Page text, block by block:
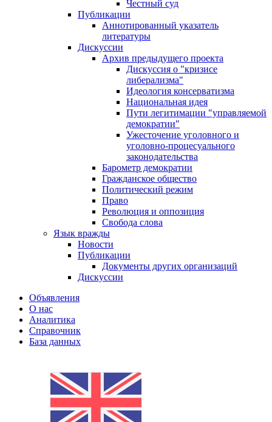
Честный суд
Публикации
Аннотированный указатель
литературы
Дискуссии
Архив предыдущего проекта
Дискуссия о "кризисе
либерализма"
Идеология консерватизма
Национальная идея
Пути легитимации "управляемой
демократии"
Ужесточение уголовного и
уголовно-процесуального
законодательства
Барометр демократии
Гражданское общество
Политический режим
Право
Революция и оппозиция
Свобода слова
Язык вражды
Новости
Публикации
Документы других организаций
Дискуссии
Объявления
О нас
Аналитика
Справочник
База данных